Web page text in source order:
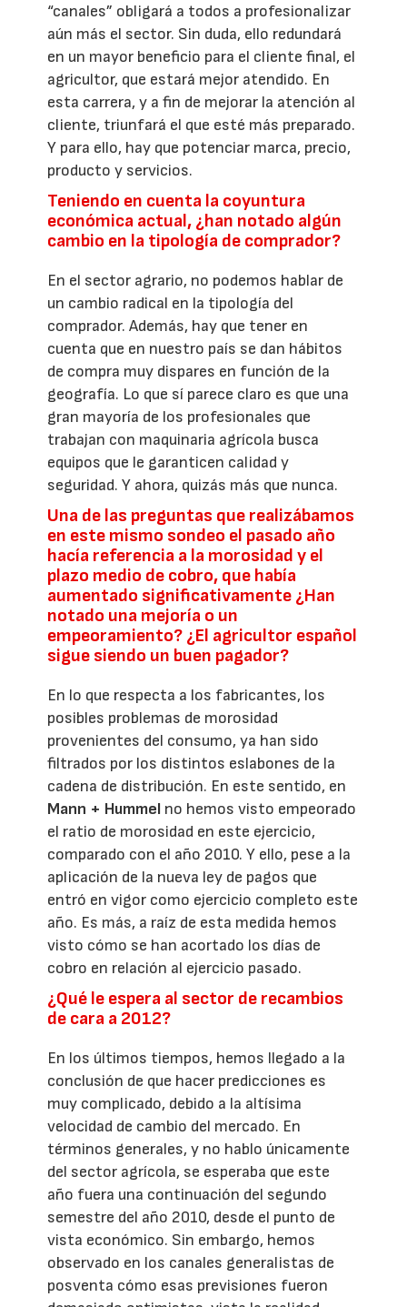
“canales” obligará a todos a profesionalizar
aún más el sector. Sin duda, ello redundará
en un mayor beneficio para el cliente final, el
agricultor, que estará mejor atendido. En
esta carrera, y a fin de mejorar la atención al
cliente, triunfará el que esté más preparado.
Y para ello, hay que potenciar marca, precio,
producto y servicios.
Teniendo en cuenta la coyuntura
económica actual, ¿han notado algún
cambio en la tipología de comprador?
En el sector agrario, no podemos hablar de
un cambio radical en la tipología del
comprador. Además, hay que tener en
cuenta que en nuestro país se dan hábitos
de compra muy dispares en función de la
geografía. Lo que sí parece claro es que una
gran mayoría de los profesionales que
trabajan con maquinaria agrícola busca
equipos que le garanticen calidad y
seguridad. Y ahora, quizás más que nunca.
Una de las preguntas que realizábamos
en este mismo sondeo el pasado año
hacía referencia a la morosidad y el
plazo medio de cobro, que había
aumentado significativamente ¿Han
notado una mejoría o un
empeoramiento? ¿El agricultor español
sigue siendo un buen pagador?
En lo que respecta a los fabricantes, los
posibles problemas de morosidad
provenientes del consumo, ya han sido
filtrados por los distintos eslabones de la
cadena de distribución. En este sentido, en
Mann + Hummel no hemos visto empeorado
el ratio de morosidad en este ejercicio,
comparado con el año 2010. Y ello, pese a la
aplicación de la nueva ley de pagos que
entró en vigor como ejercicio completo este
año. Es más, a raíz de esta medida hemos
visto cómo se han acortado los días de
cobro en relación al ejercicio pasado.
¿Qué le espera al sector de recambios
de cara a 2012?
En los últimos tiempos, hemos llegado a la
conclusión de que hacer predicciones es
muy complicado, debido a la altísima
velocidad de cambio del mercado. En
términos generales, y no hablo únicamente
del sector agrícola, se esperaba que este
año fuera una continuación del segundo
semestre del año 2010, desde el punto de
vista económico. Sin embargo, hemos
observado en los canales generalistas de
posventa cómo esas previsiones fueron